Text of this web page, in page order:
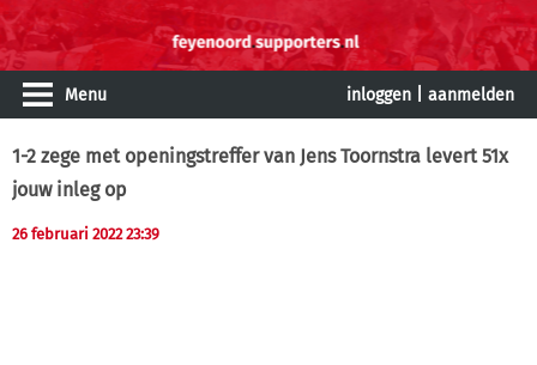
Menu inloggen aanmelden
1-2 zege met openingstreffer van Jens Toornstra levert 51x
jouw inleg op
26 februari 2022 23:39